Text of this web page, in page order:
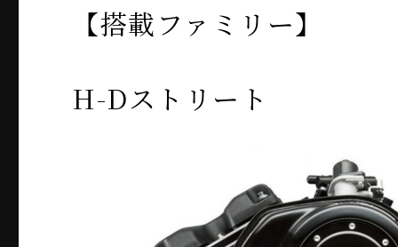
【搭載ファミリー】
H-Dストリート